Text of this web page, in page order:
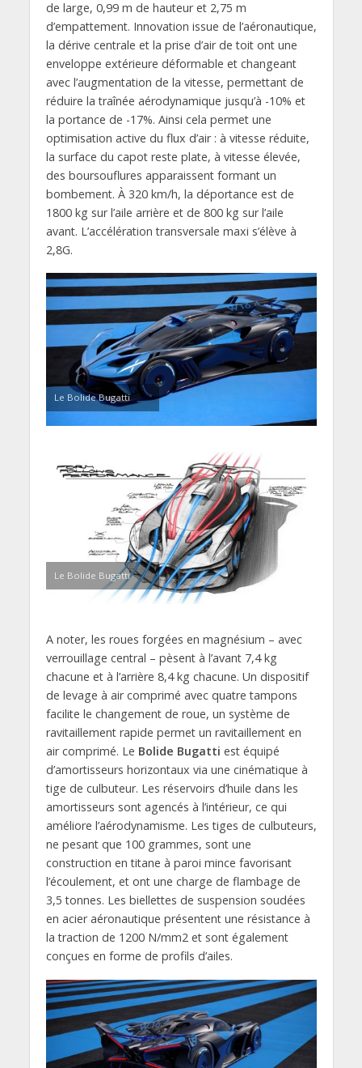
de large, 0,99 m de hauteur et 2,75 m
d’empattement. Innovation issue de l’aéronautique,
la dérive centrale et la prise d’air de toit ont une
enveloppe extérieure déformable et changeant
avec l’augmentation de la vitesse, permettant de
réduire la traînée aérodynamique jusqu’à -10% et
la portance de -17%. Ainsi cela permet une
optimisation active du flux d’air : à vitesse réduite,
la surface du capot reste plate, à vitesse élevée,
des boursouflures apparaissent formant un
bombement. À 320 km/h, la déportance est de
1800 kg sur l’aile arrière et de 800 kg sur l’aile
avant. L’accélération transversale maxi s’élève à
2,8G.
Le Bolide Bugatti
Le Bolide Bugatti
A noter, les roues forgées en magnésium – avec
verrouillage central – pèsent à l’avant 7,4 kg
chacune et à l’arrière 8,4 kg chacune. Un dispositif
de levage à air comprimé avec quatre tampons
facilite le changement de roue, un système de
ravitaillement rapide permet un ravitaillement en
air comprimé. Le Bolide Bugatti est équipé
d’amortisseurs horizontaux via une cinématique à
tige de culbuteur. Les réservoirs d’huile dans les
amortisseurs sont agencés à l’intérieur, ce qui
améliore l’aérodynamisme. Les tiges de culbuteurs,
ne pesant que 100 grammes, sont une
construction en titane à paroi mince favorisant
l’écoulement, et ont une charge de flambage de
3,5 tonnes. Les biellettes de suspension soudées
en acier aéronautique présentent une résistance à
la traction de 1200 N/mm2 et sont également
conçues en forme de profils d’ailes.